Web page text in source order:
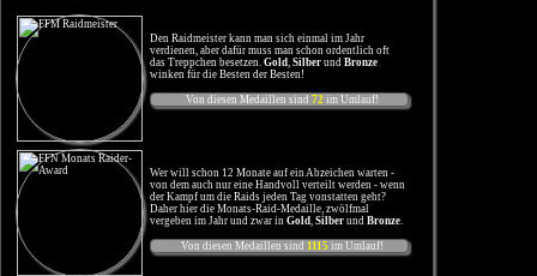
Den Raidmeister kann man sich einmal im Jahr
verdienen, aber dafür muss man schon ordentlich oft
das Treppchen besetzen. Gold Silber und Bronze
winken für die Besten der Besten!
Von diesen Medaillen sind 72 im Umlauf!
Wer will schon 12 Monate auf ein Abzeichen warten -
von dem auch nur eine Handvoll verteilt werden - wenn
der Kampf um die Raids jeden Tag vonstatten geht?
Daher hier die Monats-Raid-Medaille, zwölfmal
vergeben im Jahr und zwar in Gold Silber und Bronze
Von diesen Medaillen sind 1115 im Umlauf!